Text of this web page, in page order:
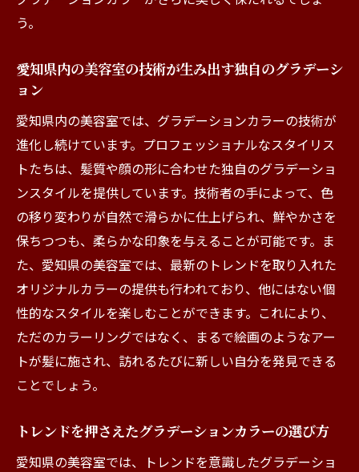
う。
愛知県内の美容室の技術が生み出す独自のグラデーシ
ョン
愛知県内の美容室では、グラデーションカラーの技術が
進化し続けています。プロフェッショナルなスタイリス
トたちは、髪質や顔の形に合わせた独自のグラデーショ
ンスタイルを提供しています。技術者の手によって、色
の移り変わりが自然で滑らかに仕上げられ、鮮やかさを
保ちつつも、柔らかな印象を与えることが可能です。ま
た、愛知県の美容室では、最新のトレンドを取り入れた
オリジナルカラーの提供も行われており、他にはない個
性的なスタイルを楽しむことができます。これにより、
ただのカラーリングではなく、まるで絵画のようなアー
トが髪に施され、訪れるたびに新しい自分を発見できる
ことでしょう。
トレンドを押さえたグラデーションカラーの選び方
愛知県の美容室では、トレンドを意識したグラデーショ